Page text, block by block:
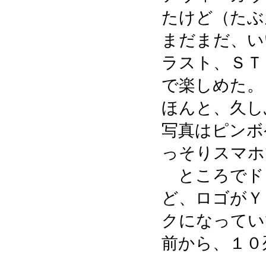
たけど（た
まだまだ、
ラスト、Ｓ
で楽しめた。
ほんと、久
写真はピン
っそりスマ
ところでド
ど、ロゴが
クになって
前から、１